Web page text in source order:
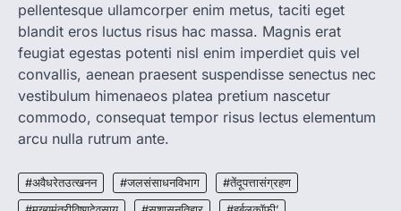
2
रायपुर। राष्ट्रीय कृमि मुक्ति दिवस भारत सरकार द्वारा
बच्चों के स्वास्थ्य सुधार के लिए वर्ष…
3
CHHATTISGARH
CG : मुख्यमंत्री विष्णुदेव साय के नेतृत्व में
छत्तीसगढ़ को बड़ी उपलब्धि
More Khabar
हरित विकास और किसानों की आय…
pellentesque ullamcorper enim metus, taciti eget
blandit eros luctus risus hac massa. Magnis erat
feugiat egestas potenti nisl enim imperdiet quis vel
convallis, aenean praesent suspendisse senectus nec
vestibulum himenaeos platea pretium nascetur
commodo, consequat tempor risus lectus elementum
arcu nulla rutrum ante.
#अवैधरेतउत्खनन #जलसंसाधनविभाग
#तेंदूपत्तासंग्रहण